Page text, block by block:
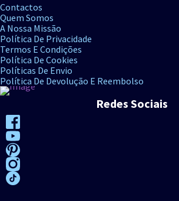
Contactos
Quem Somos
A Nossa Missão
Política De Privacidade
Termos E Condições
Política De Cookies
Políticas De Envio
Política De Devolução E Reembolso
Redes Sociais